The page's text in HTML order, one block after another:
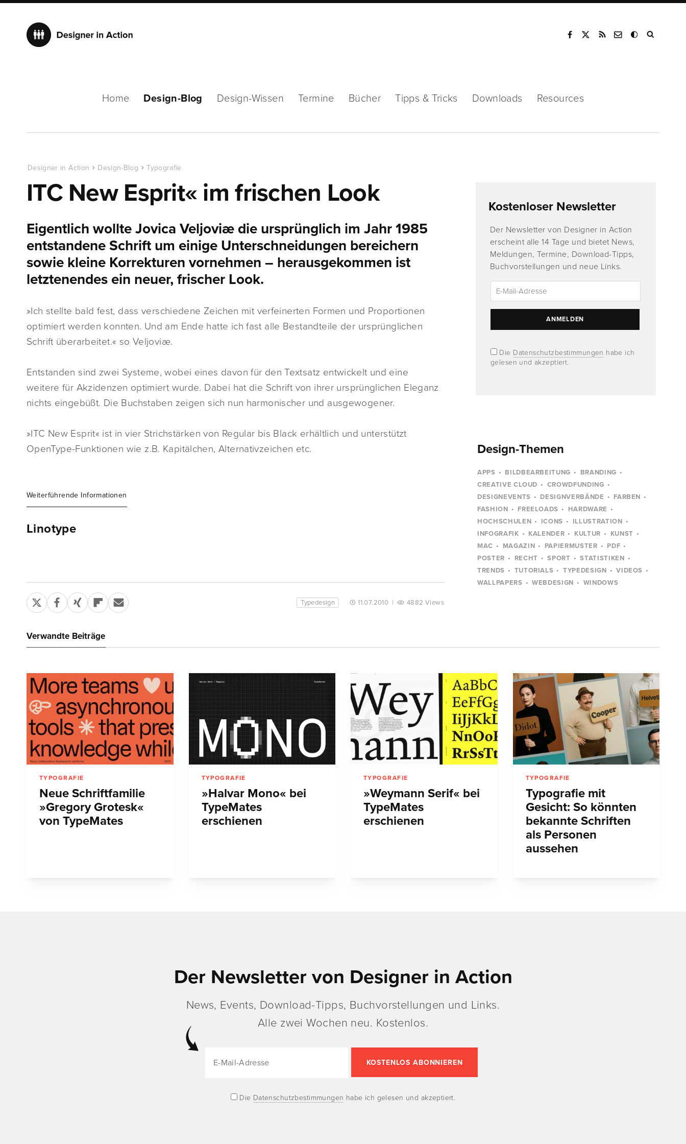
Home Design-Blog Design-Wissen Termine Bücher Tipps & Tricks Downloads Resources
Designer in Action Design-Blog Typografie
ITC New Esprit« im frischen Look
Eigentlich wollte Jovica Veljoviæ die ursprünglich im Jahr 1985
entstandene Schrift um einige Unterschneidungen bereichern
sowie kleine Korrekturen vornehmen – herausgekommen ist
letztenendes ein neuer, frischer Look.
»Ich stellte bald fest, dass verschiedene Zeichen mit verfeinerten Formen und Proportionen
optimiert werden konnten. Und am Ende hatte ich fast alle Bestandteile der ursprünglichen
Schrift überarbeitet.« so Veljoviæ.
Entstanden sind zwei Systeme, wobei eines davon für den Textsatz entwickelt und eine
weitere für Akzidenzen optimiert wurde. Dabei hat die Schrift von ihrer ursprünglichen Eleganz
nichts eingebüßt. Die Buchstaben zeigen sich nun harmonischer und ausgewogener.
»ITC New Esprit« ist in vier Strichstärken von Regular bis Black erhältlich und unterstützt
OpenType-Funktionen wie z.B. Kapitälchen, Alternativzeichen etc.
Weiterführende Informationen
Linotype
Typedesign 11.07.2010 | 4882 Views
Kostenloser Newsletter
Der Newsletter von Designer in Action
erscheint alle 14 Tage und bietet News,
Meldungen, Termine, Download-Tipps,
Buchvorstellungen und neue Links.
Die Datenschutzbestimmungen habe ich
gelesen und akzeptiert.
Design-Themen
APPS BILDBEARBEITUNG
BRANDING
CREATIVE CLOUD
CROWDFUNDING
DESIGNEVENTS
DESIGNVERBÄNDE
FARBEN
FASHION
FREELOADS
HARDWARE
HOCHSCHULEN
ICONS
ILLUSTRATION
INFOGRAFIK
KALENDER KULTUR
KUNST
MAC
MAGAZIN PAPIERMUSTER
PDF
POSTER
RECHT SPORT
STATISTIKEN
TRENDS
TUTORIALS TYPEDESIGN
VIDEOS
WALLPAPERS
WEBDESIGN WINDOWS
Verwandte Beiträge
TYPOGRAFIE
Neue Schriftfamilie
»Gregory Grotesk«
von TypeMates
TYPOGRAFIE
»Halvar Mono« bei
TypeMates
erschienen
TYPOGRAFIE
»Weymann Serif« bei
TypeMates
erschienen
TYPOGRAFIE
Typografie mit
Gesicht: So könnten
bekannte Schriften
als Personen
aussehen
Der Newsletter von Designer in Action
News, Events, Download-Tipps, Buchvorstellungen und Links.
Alle zwei Wochen neu. Kostenlos.
Die Datenschutzbestimmungen habe ich gelesen und akzeptiert.